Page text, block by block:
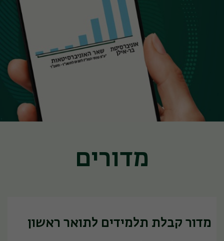
מדורים
מדור קבלת תלמידים לתואר ראשון